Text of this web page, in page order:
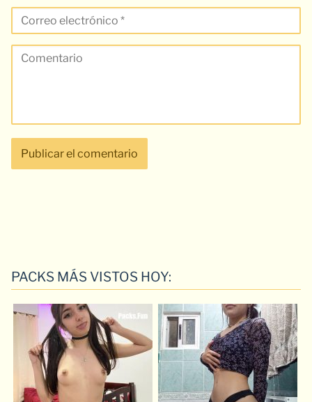
PACKS MÁS VISTOS HOY: